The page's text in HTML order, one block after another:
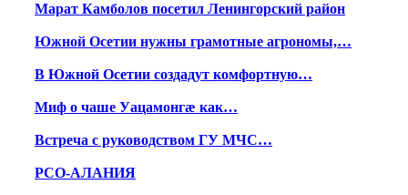
Марат Камболов посетил Ленингорский район
Южной Осетии нужны грамотные агрономы,…
В Южной Осетии создадут комфортную…
Миф о чаше Уацамонгæ как…
Встреча с руководством ГУ МЧС…
РСО-АЛАНИЯ